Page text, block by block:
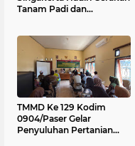
Tanam Padi dan
TMMD Ke 129 Kodim
0904/Paser Gelar
Penyuluhan Pertanian